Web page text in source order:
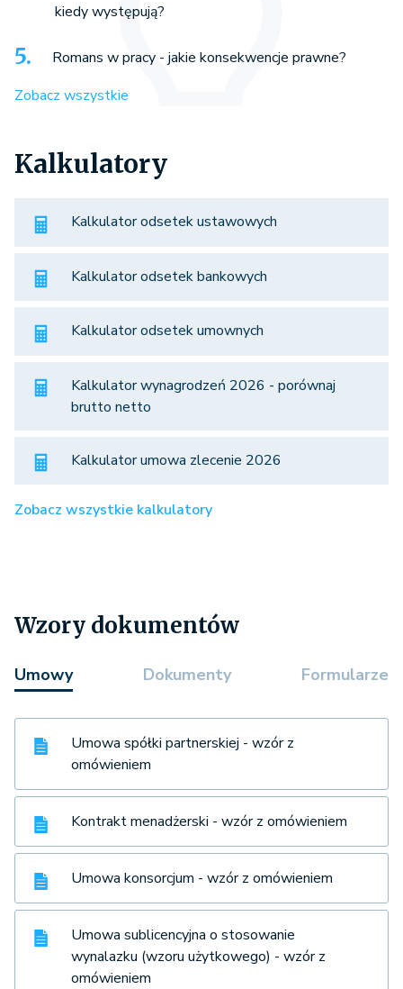
kiedy występują?
Romans w pracy - jakie konsekwencje prawne?
Zobacz wszystkie
Kalkulatory
Kalkulator odsetek ustawowych
Kalkulator odsetek bankowych
Kalkulator odsetek umownych
Kalkulator wynagrodzeń 2026 - porównaj
brutto netto
Kalkulator umowa zlecenie 2026
Zobacz wszystkie kalkulatory
Wzory dokumentów
Umowy Dokumenty Formularze
Umowa spółki partnerskiej - wzór z
omówieniem
Kontrakt menadżerski - wzór z omówieniem
Umowa konsorcjum - wzór z omówieniem
Umowa sublicencyjna o stosowanie
wynalazku (wzoru użytkowego) - wzór z
omówieniem